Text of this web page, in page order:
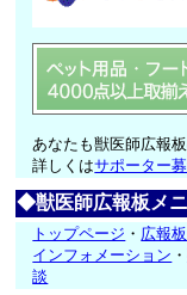
あなたも獣医師広報
詳しくはサポーター
◆獣医師広報板メ
トップページ ・ 広報
インフォメーション ・
談